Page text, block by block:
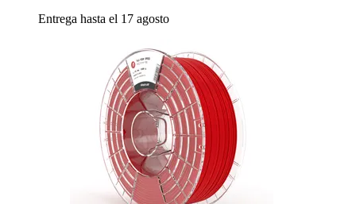
Entrega hasta el 17 agosto